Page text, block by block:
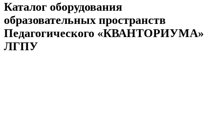
Каталог оборудования
образовательных пространств
Педагогического «КВАНТОРИУМА»
ЛГПУ